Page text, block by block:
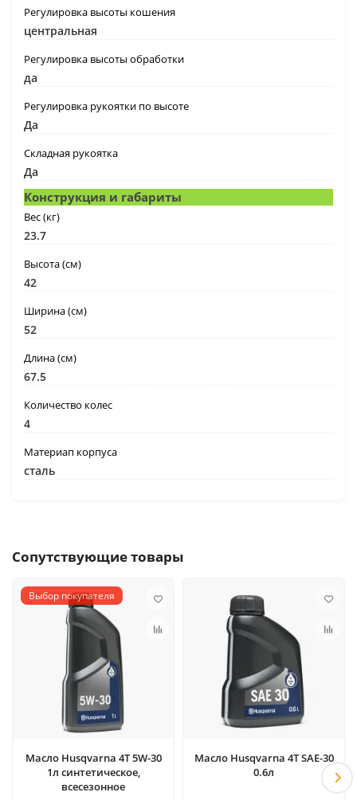
Регулировка высоты кошения
центральная
Регулировка высоты обработки
да
Регулировка рукоятки по высоте
Да
Складная рукоятка
Да
Конструкция и габариты
Вес (кг)
23.7
Высота (см)
42
Ширина (см)
52
Длина (см)
67.5
Количество колес
4
Материап корпуса
сталь
Сопутствующие товары
Выбор покупателя
Масло Husqvarna 4T 5W-30
1л синтетическое,
всесезонное
Масло Husqvarna 4T SAE-30
0.6л